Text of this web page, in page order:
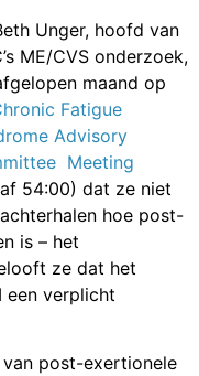
Unger, hoofd van
ME/CVS onderzoek,
maand op
Fatigue
Advisory
Meeting
54:00) dat ze niet
hoe post-
is – het
ze dat het
een verplicht
post-exertionele